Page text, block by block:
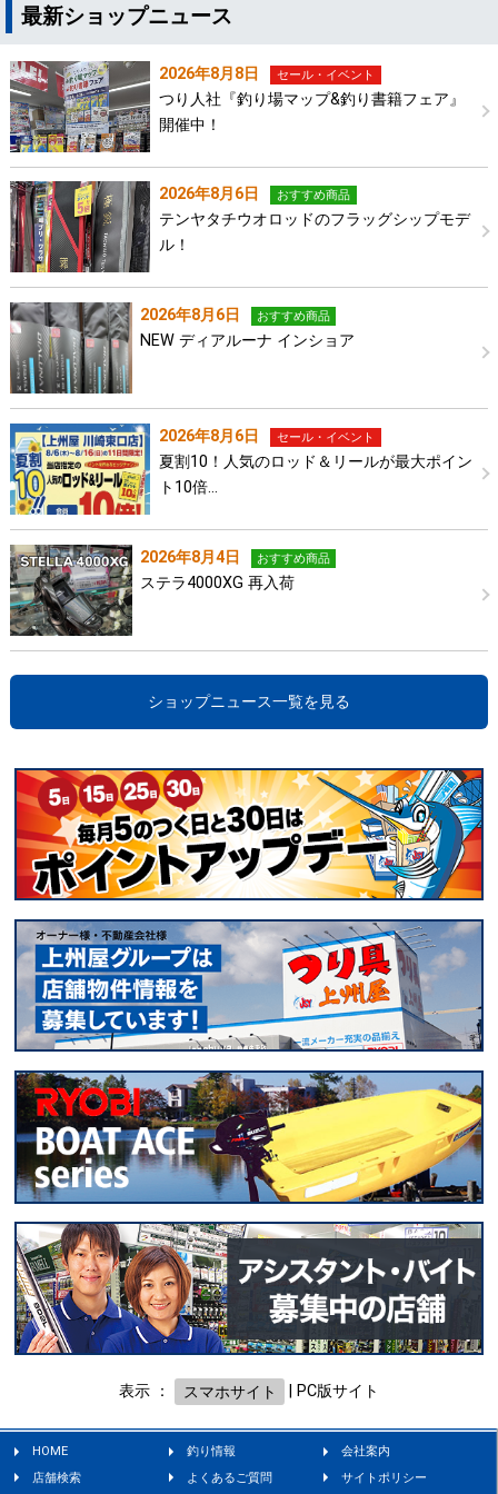
最新ショップニュース
2026年8月8日 セール・イベント
つり人社『釣り場マップ&釣り書籍フェア』
開催中！
2026年8月6日 おすすめ商品
テンヤタチウオロッドのフラッグシップモデ
ル！
2026年8月6日 おすすめ商品
NEW ディアルーナ インショア
2026年8月6日 セール・イベント
夏割10！人気のロッド＆リールが最大ポイン
ト10倍…
2026年8月4日 おすすめ商品
ステラ4000XG 再入荷
ショップニュース一覧を見る
表示 ： スマホサイト PC版サイト
HOME 釣り情報
会社案内
店舗検索
よくあるご質問 サイトポリシー